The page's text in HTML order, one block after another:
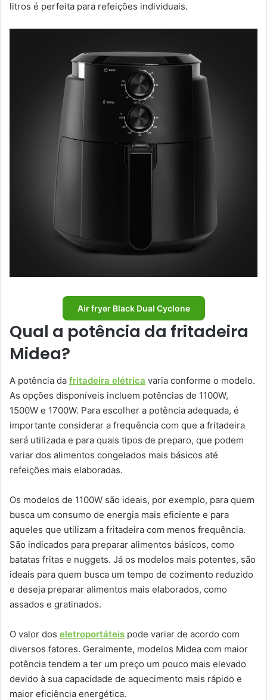
litros é perfeita para refeições individuais.
Air fryer Black Dual Cyclone
Qual a potência da fritadeira
Midea?
A potência da fritadeira elétrica varia conforme o modelo.
As opções disponíveis incluem potências de 1100W,
1500W e 1700W. Para escolher a potência adequada, é
importante considerar a frequência com que a fritadeira
será utilizada e para quais tipos de preparo, que podem
variar dos alimentos congelados mais básicos até
refeições mais elaboradas.
Os modelos de 1100W são ideais, por exemplo, para quem
busca um consumo de energia mais eficiente e para
aqueles que utilizam a fritadeira com menos frequência.
São indicados para preparar alimentos básicos, como
batatas fritas e nuggets. Já os modelos mais potentes, são
ideais para quem busca um tempo de cozimento reduzido
e deseja preparar alimentos mais elaborados, como
assados e gratinados.
O valor dos eletroportáteis pode variar de acordo com
diversos fatores. Geralmente, modelos Midea com maior
potência tendem a ter um preço um pouco mais elevado
devido à sua capacidade de aquecimento mais rápido e
maior eficiência energética.